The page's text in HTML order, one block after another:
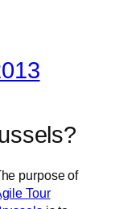
purpose of
Tour